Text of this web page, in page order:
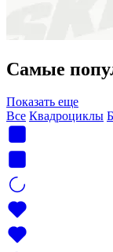
Самые
Показать еще
Все Квадроциклы